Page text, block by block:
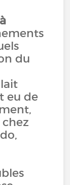
du
eu de